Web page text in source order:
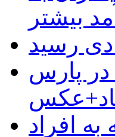
بیشتر
رسید
در پارس
افراد